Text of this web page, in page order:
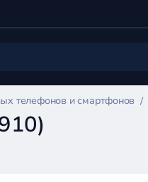
телефонов и смартфонов